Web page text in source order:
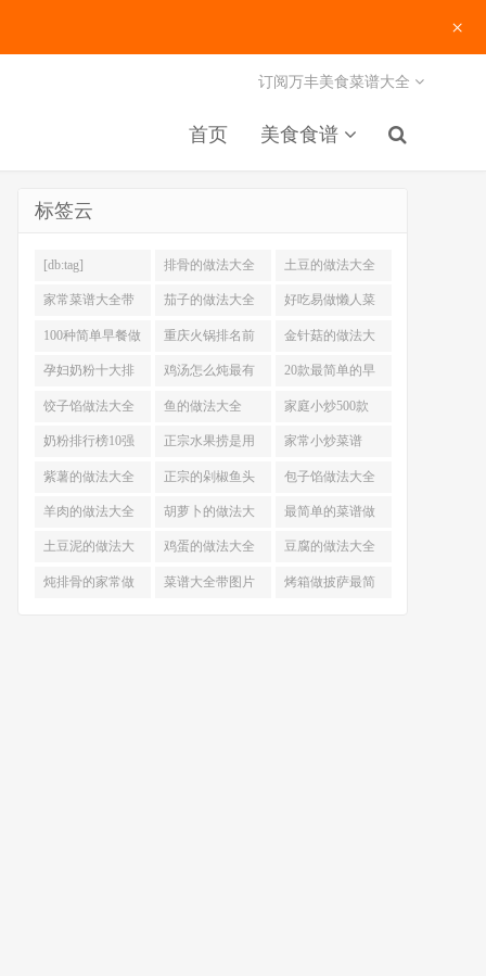
首页 美食食谱
订阅万丰美食菜谱大全
标签云
[db:tag] 排骨的做法大全 土豆的做法大全
家常菜谱大全带
图片
茄子的做法大全 好吃易做懒人菜
200例
100种简单早餐做
法大全
重庆火锅排名前
十强
金针菇的做法大
全
孕妇奶粉十大排
名
鸡汤怎么炖最有
营养
20款最简单的早
餐做法
饺子馅做法大全 鱼的做法大全 家庭小炒500款
奶粉排行榜10强 正宗水果捞是用
什么奶
家常小炒菜谱
1000大全
紫薯的做法大全 正宗的剁椒鱼头
的做法
包子馅做法大全
羊肉的做法大全 胡萝卜的做法大
全
最简单的菜谱做
法大全
土豆泥的做法大
全
鸡蛋的做法大全 豆腐的做法大全
炖排骨的家常做 菜谱大全带图片 烤箱做披萨最简
×